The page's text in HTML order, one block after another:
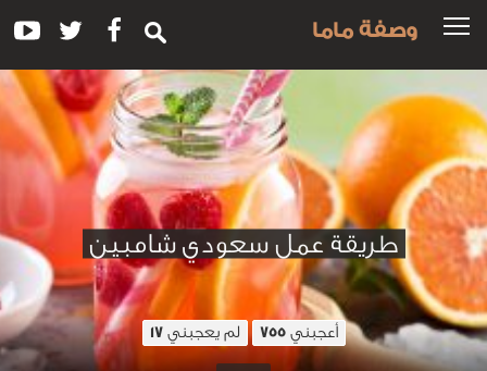
وصفة ماما
طريقة عمل سعودي شامبين
أعجبني755 لم يعجبني17